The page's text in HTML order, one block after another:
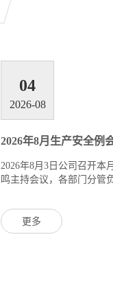
04
2026-08
2026年8月生产安全例
2026年8月3日公司召开本
鸣主持会议，各部门分管负责人出
防...
更多